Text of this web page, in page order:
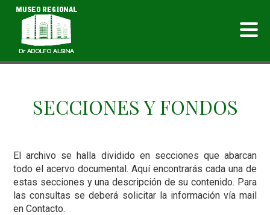
SECCIONES Y FONDOS
El archivo se halla dividido en secciones que abarcan
todo el acervo documental. Aquí encontrarás cada una de
estas secciones y una descripción de su contenido. Para
las consultas se deberá solicitar la información vía mail
en Contacto.